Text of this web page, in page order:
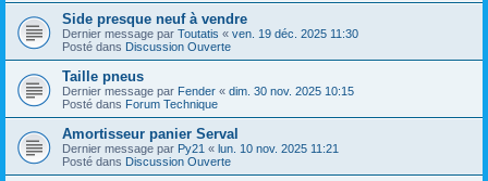
Side presque neuf à vendre
Dernier message par Toutatis « ven. 19 déc. 2025 11:30
Posté dans Discussion Ouverte
Taille pneus
Dernier message par Fender « dim. 30 nov. 2025 10:15
Posté dans Forum Technique
Amortisseur panier Serval
Dernier message par Py21 « lun. 10 nov. 2025 11:21
Posté dans Discussion Ouverte